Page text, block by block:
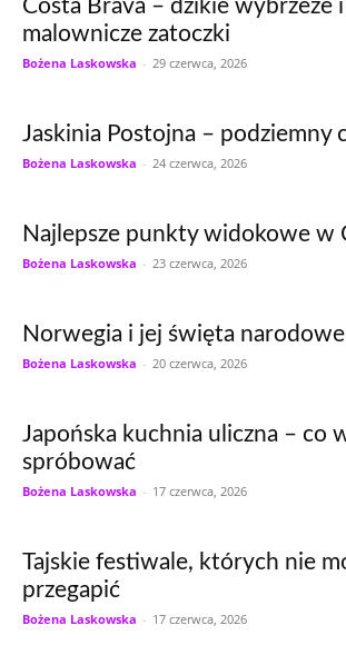
Costa Brava – dzikie wybrzeże i
malownicze zatoczki
Bożena Laskowska - 29 czerwca, 2026
Jaskinia Postojna – podziemny
Bożena Laskowska - 24 czerwca, 2026
Najlepsze punkty widokowe w
Bożena Laskowska - 23 czerwca, 2026
Norwegia i jej święta narodowe
Bożena Laskowska - 20 czerwca, 2026
Japońska kuchnia uliczna – co
spróbować
Bożena Laskowska - 17 czerwca, 2026
Tajskie festiwale, których nie
przegapić
Bożena Laskowska - 17 czerwca, 2026